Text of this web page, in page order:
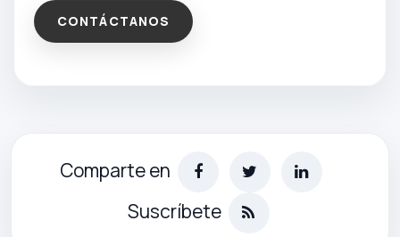
CONTÁCTANOS
Comparte en
Suscríbete